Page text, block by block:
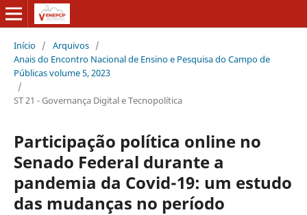
Início / Arquivos /
Anais do Encontro Nacional de Ensino e Pesquisa do Campo de
Públicas volume 5, 2023
/
ST 21 - Governança Digital e Tecnopolítica
Participação política online no
Senado Federal durante a
pandemia da Covid-19: um estudo
das mudanças no período